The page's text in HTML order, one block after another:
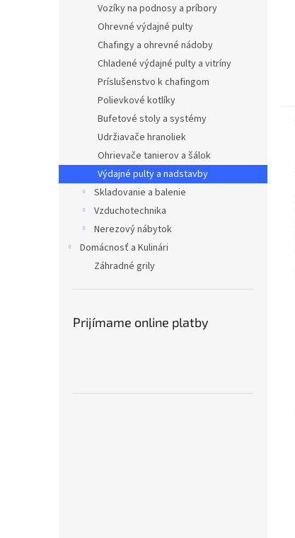
Vozíky na podnosy a príbory
Ohrevné výdajné pulty
Chafingy a ohrevné nádoby
Chladené výdajné pulty a vitríny
Príslušenstvo k chafingom
Polievkové kotlíky
Bufetové stoly a systémy
Udržiavače hranoliek
Ohrievače tanierov a šálok
Výdajné pulty a nadstavby
Skladovanie a balenie
Vzduchotechnika
Nerezový nábytok
Domácnosť a Kulinári
Záhradné grily
Prijímame online platby